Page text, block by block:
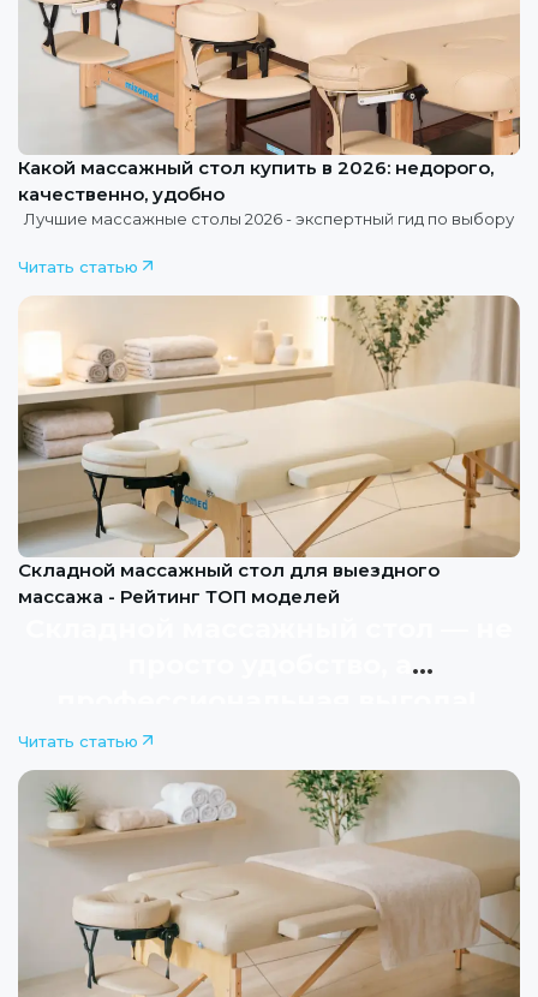
Какой массажный стол купить в 2026: недорого,
качественно, удобно
Лучшие массажные столы 2026 - экспертный гид по выбору
Читать статью
Складной массажный стол для выездного
массажа - Рейтинг ТОП моделей
Сравнение 4 лидеров по
продажам в 2026 году
Читать статью